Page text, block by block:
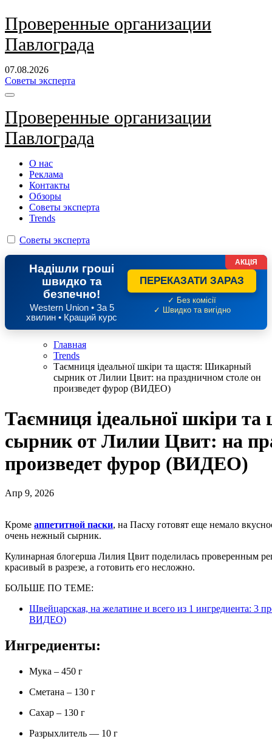
Перейти
к
содержанию
Проверенные организации
Павлограда
07.08.2026
Советы эксперта
Проверенные организации
Павлограда
О нас
Реклама
Контакты
Обзоры
Советы эксперта
Trends
Советы эксперта
Надішли гроші
швидко та
безпечно!
Western Union • За 5
хвилин • Кращий курс
ПЕРЕКАЗАТИ ЗАРАЗ
✓ Без комісії
✓ Швидко та вигідно
АКЦІЯ
Главная
Trends
Таємниця ідеальної шкіри та щастя: Шикарный
сырник от Лилии Цвит: на праздничном столе он
произведет фурор (ВИДЕО)
Таємниця ідеальної шкіри
сырник от Лилии Цвит: на
произведет фурор (ВИДЕО)
Апр 9, 2026
Кроме аппетитной паски, на Пасху готовят еще немало
очень нежный сырник.
Кулинарная блогерша Лилия Цвит поделилась проверенным
красивый в разрезе, а готовить его несложно.
БОЛЬШЕ ПО ТЕМЕ:
Швейцарская, на желатине и всего из 1 ингредиента: 3
ВИДЕО)
Ингредиенты:
Мука – 450 г
Сметана – 130 г
Сахар – 130 г
Разрыхлитель — 10 г